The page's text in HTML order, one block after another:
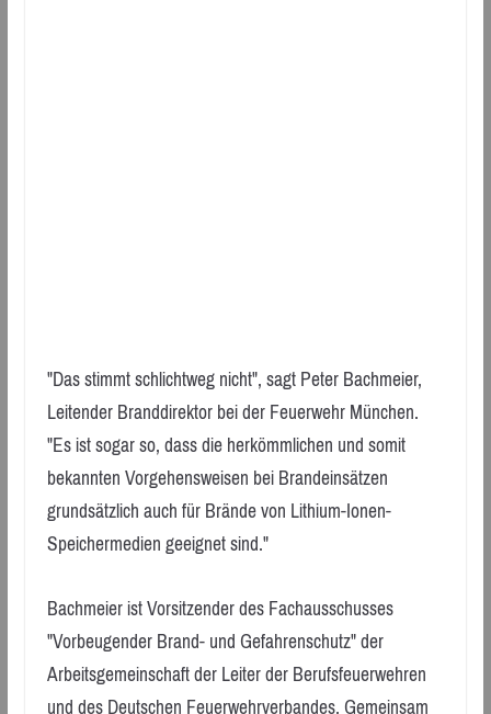
"Das stimmt schlichtweg nicht", sagt Peter Bachmeier,
Leitender Branddirektor bei der Feuerwehr München.
"Es ist sogar so, dass die herkömmlichen und somit
bekannten Vorgehensweisen bei Brandeinsätzen
grundsätzlich auch für Brände von Lithium-Ionen-
Speichermedien geeignet sind."
Bachmeier ist Vorsitzender des Fachausschusses
"Vorbeugender Brand- und Gefahrenschutz" der
Arbeitsgemeinschaft der Leiter der Berufsfeuerwehren
und des Deutschen Feuerwehrverbandes. Gemeinsam